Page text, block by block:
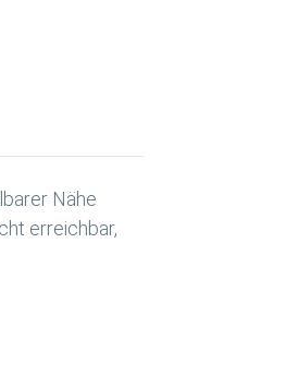
Nähe
erreichbar,